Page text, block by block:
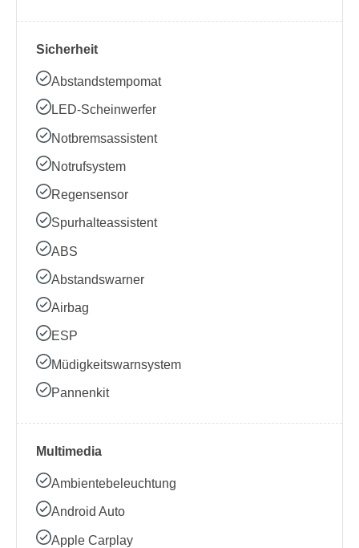
Sicherheit
Abstandstempomat
LED-Scheinwerfer
Notbremsassistent
Notrufsystem
Regensensor
Spurhalteassistent
ABS
Abstandswarner
Airbag
ESP
Müdigkeitswarnsystem
Pannenkit
Multimedia
Ambientebeleuchtung
Android Auto
Apple Carplay